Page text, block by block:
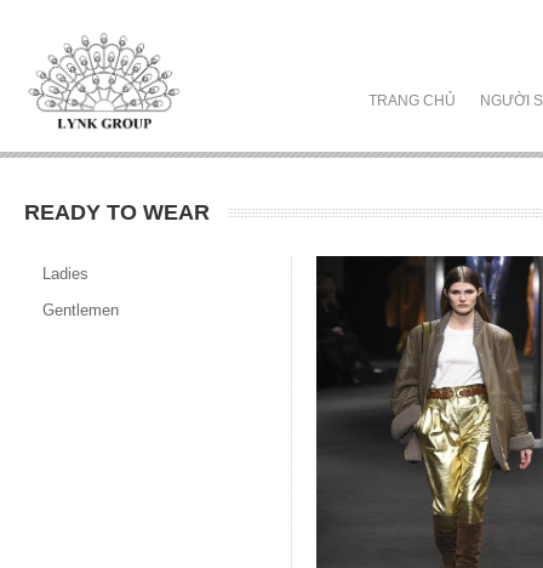
TRANG CHỦ NGƯỜI
READY TO WEAR
Ladies
Gentlemen